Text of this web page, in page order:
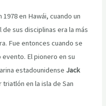
1978 en Hawái, cuando un
sus disciplinas era la más
Fue entonces cuando se
El pionero en su
estadounidense Jack
en la isla de San